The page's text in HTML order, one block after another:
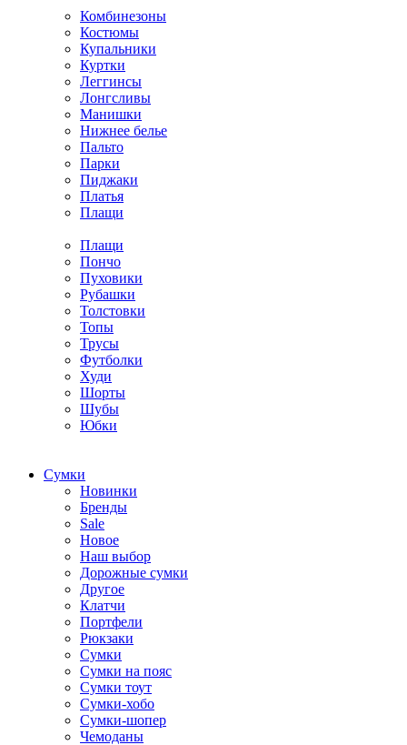
Комбинезоны
Костюмы
Купальники
Куртки
Леггинсы
Лонгсливы
Манишки
Нижнее белье
Пальто
Парки
Пиджаки
Платья
Плащи
Плащи
Пончо
Пуховики
Рубашки
Толстовки
Топы
Трусы
Футболки
Худи
Шорты
Шубы
Юбки
Cумки
Новинки
Бренды
Sale
Новое
Наш выбор
Дорожные сумки
Другое
Клатчи
Портфели
Рюкзаки
Сумки
Сумки на пояс
Сумки тоут
Сумки-хобо
Сумки-шопер
Чемоданы